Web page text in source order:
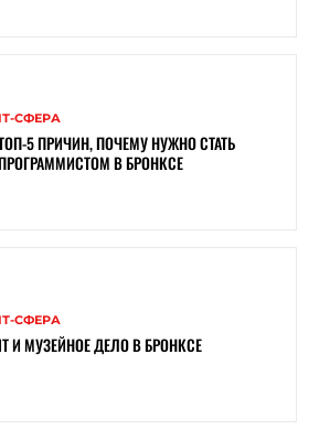
ІТ-СФЕРА
5 ПРИЧИН, ПОЧЕМУ НУЖНО СТАТЬ
В БРОНКСЕ
ІТ-СФЕРА
И МУЗЕЙНОЕ ДЕЛО В БРОНКСЕ